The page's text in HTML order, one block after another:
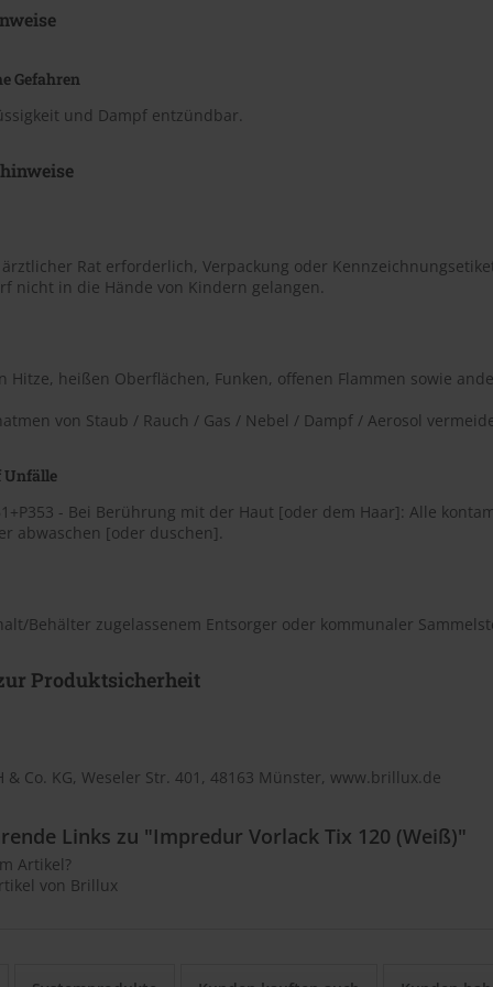
Gefahren
und Dampf entzündbar.
ärztlicher Rat erforderlich, Verpackung oder
nicht in die Hände von Kindern gelangen.
Hitze, heißen Oberflächen, Funken, offenen Flammen sowie
von Staub / Rauch / Gas / Nebel / Dampf / Aerosol
Unfälle
- Bei Berührung mit der Haut [oder dem Haar]: Alle
abwaschen [oder duschen].
Behälter zugelassenem Entsorger oder kommunaler
Produktsicherheit
& Co. KG, Weseler Str. 401, 48163 Münster, www.brillux.de
Links zu "Impredur Vorlack Tix 120 (Weiß)"
Artikel?
von Brillux